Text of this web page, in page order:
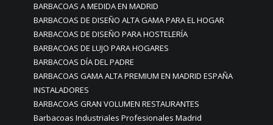
BARBACOAS A MEDIDA EN MADRID
BARBACOAS DE DISEÑO ALTA GAMA PARA EL HOGAR
BARBACOAS DE DISEÑO PARA HOSTELERÍA
BARBACOAS DE LUJO PARA HOGARES
BARBACOAS DÍA DEL PADRE
BARBACOAS GAMA ALTA PREMIUM EN MADRID ESPAÑA
INSTALADORES
BARBACOAS GRAN VOLUMEN RESTAURANTES
Barbacoas Industriales Profesionales Madrid